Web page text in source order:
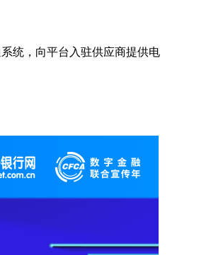
统，向平台入驻供应商提供电